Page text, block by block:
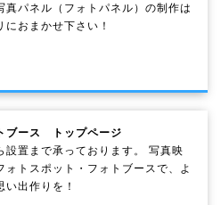
真パネル（フォトパネル）の制作は
におまかせ下さい！
ブース トップページ
設置まで承っております。 写真映
ォトスポット・フォトブースで、よ
い出作りを！